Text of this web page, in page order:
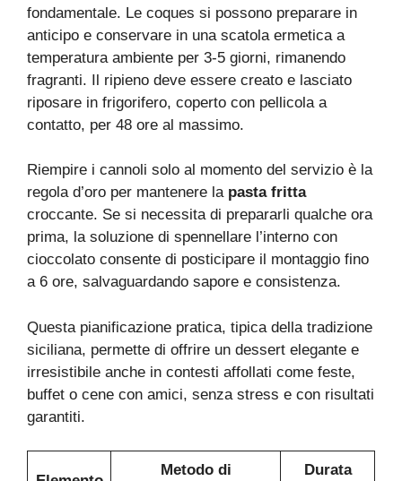
fondamentale. Le coques si possono preparare in
anticipo e conservare in una scatola ermetica a
temperatura ambiente per 3-5 giorni, rimanendo
fragranti. Il ripieno deve essere creato e lasciato
riposare in frigorifero, coperto con pellicola a
contatto, per 48 ore al massimo.
Riempire i cannoli solo al momento del servizio è la
regola d’oro per mantenere la pasta fritta
croccante. Se si necessita di prepararli qualche ora
prima, la soluzione di spennellare l’interno con
cioccolato consente di posticipare il montaggio fino
a 6 ore, salvaguardando sapore e consistenza.
Questa pianificazione pratica, tipica della tradizione
siciliana, permette di offrire un dessert elegante e
irresistibile anche in contesti affollati come feste,
buffet o cene con amici, senza stress e con risultati
garantiti.
Metodo di Durata